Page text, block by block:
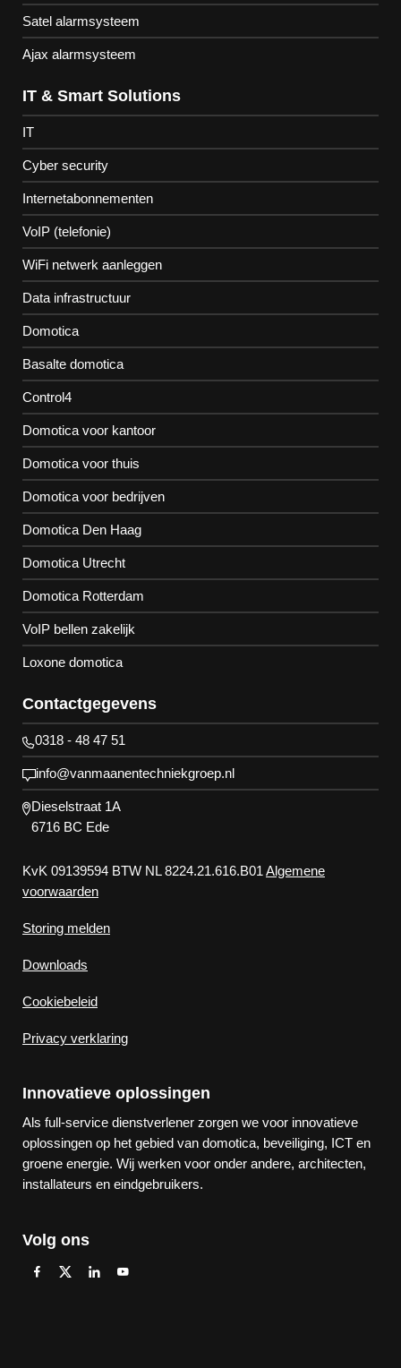
Satel alarmsysteem
Ajax alarmsysteem
IT & Smart Solutions
IT
Cyber security
Internetabonnementen
VoIP (telefonie)
WiFi netwerk aanleggen
Data infrastructuur
Domotica
Basalte domotica
Control4
Domotica voor kantoor
Domotica voor thuis
Domotica voor bedrijven
Domotica Den Haag
Domotica Utrecht
Domotica Rotterdam
VoIP bellen zakelijk
Loxone domotica
Contactgegevens
0318 - 48 47 51
info@vanmaanentechniekgroep.nl
Dieselstraat 1A
6716 BC Ede
KvK 09139594 BTW NL 8224.21.616.B01 Algemene
voorwaarden
Storing melden
Downloads
Cookiebeleid
Privacy verklaring
Innovatieve oplossingen
Als full-service dienstverlener zorgen we voor innovatieve
oplossingen op het gebied van domotica, beveiliging, ICT en
groene energie. Wij werken voor onder andere, architecten,
installateurs en eindgebruikers.
Volg ons